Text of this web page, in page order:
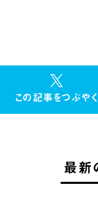
この記事をつぶやく
最新